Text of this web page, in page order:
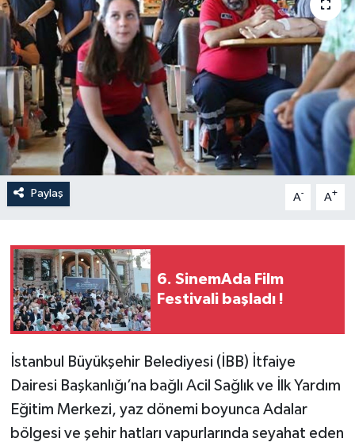
Paylaş A- A+
6. SinemAda Film
Festivali başladı !
İstanbul Büyükşehir Belediyesi (İBB) İtfaiye
Dairesi Başkanlığı’na bağlı Acil Sağlık ve İlk Yardım
Eğitim Merkezi, yaz dönemi boyunca Adalar
bölgesi ve şehir hatları vapurlarında seyahat eden